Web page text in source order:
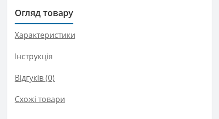
Огляд товару
Характеристики
Інструкція
Відгуків (0)
Схожі товари